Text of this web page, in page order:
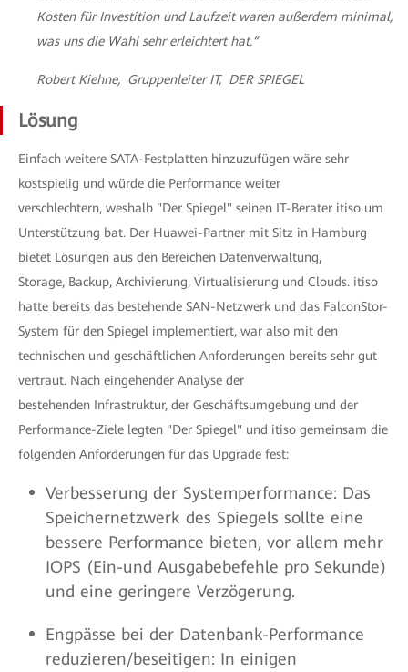
Kosten für Investition und Laufzeit waren außerdem minimal,
was uns die Wahl sehr erleichtert hat.“
Robert Kiehne, Gruppenleiter IT, DER SPIEGEL
Lösung
Einfach weitere SATA-Festplatten hinzuzufügen wäre sehr
kostspielig und würde die Performance weiter
verschlechtern, weshalb "Der Spiegel" seinen IT-Berater itiso um
Unterstützung bat. Der Huawei-Partner mit Sitz in Hamburg
bietet Lösungen aus den Bereichen Datenverwaltung,
Storage, Backup, Archivierung, Virtualisierung und Clouds. itiso
hatte bereits das bestehende SAN-Netzwerk und das FalconStor-
System für den Spiegel implementiert, war also mit den
technischen und geschäftlichen Anforderungen bereits sehr gut
vertraut. Nach eingehender Analyse der
bestehenden Infrastruktur, der Geschäftsumgebung und der
Performance-Ziele legten "Der Spiegel" und itiso gemeinsam die
folgenden Anforderungen für das Upgrade fest:
Verbesserung der Systemperformance: Das
Speichernetzwerk des Spiegels sollte eine
bessere Performance bieten, vor allem mehr
IOPS (Ein-und Ausgabebefehle pro Sekunde)
und eine geringere Verzögerung.
Engpässe bei der Datenbank-Performance
reduzieren/beseitigen: In einigen